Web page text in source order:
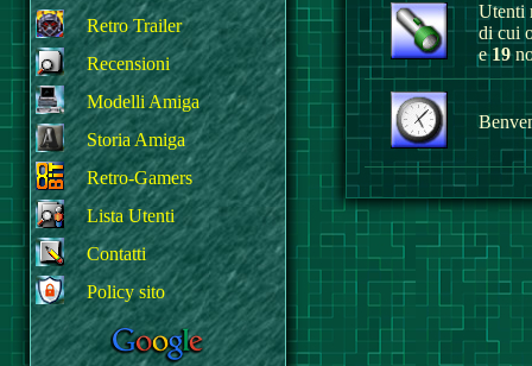
Retro Trailer
Recensioni
Modelli Amiga
Storia Amiga
Retro-Gamers
Lista Utenti
Contatti
Policy sito
Utenti
di cui
e19